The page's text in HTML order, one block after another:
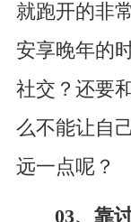
就跑开的非
安享晚年的
社交？还要
么不能让自
远一点呢？
03、靠